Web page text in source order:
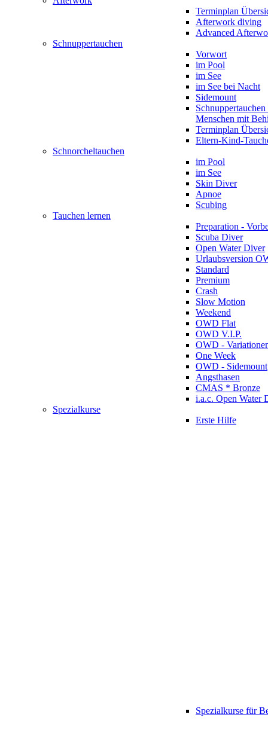
Terminplan
Afterwork diving
Advanced
Schnuppertauchen
Vorwort
im Pool
im See
im See bei Nacht
Sidemount
Menschen mit
Terminplan
Eltern-Kind-
Schnorcheltauchen
im Pool
im See
Skin Diver
Apnoe
Scubing
Tauchen lernen
Preparation -
Scuba Diver
Open Water Diver
Urlaubsversion
Standard
Premium
Crash
Slow Motion
Weekend
OWD Flat
OWD V.I.P.
OWD -
One Week
OWD - Sidemount
Angsthasen
CMAS * Bronze
i.a.c. Open Water
Spezialkurse
Erste Hilfe
Spezialkurse für